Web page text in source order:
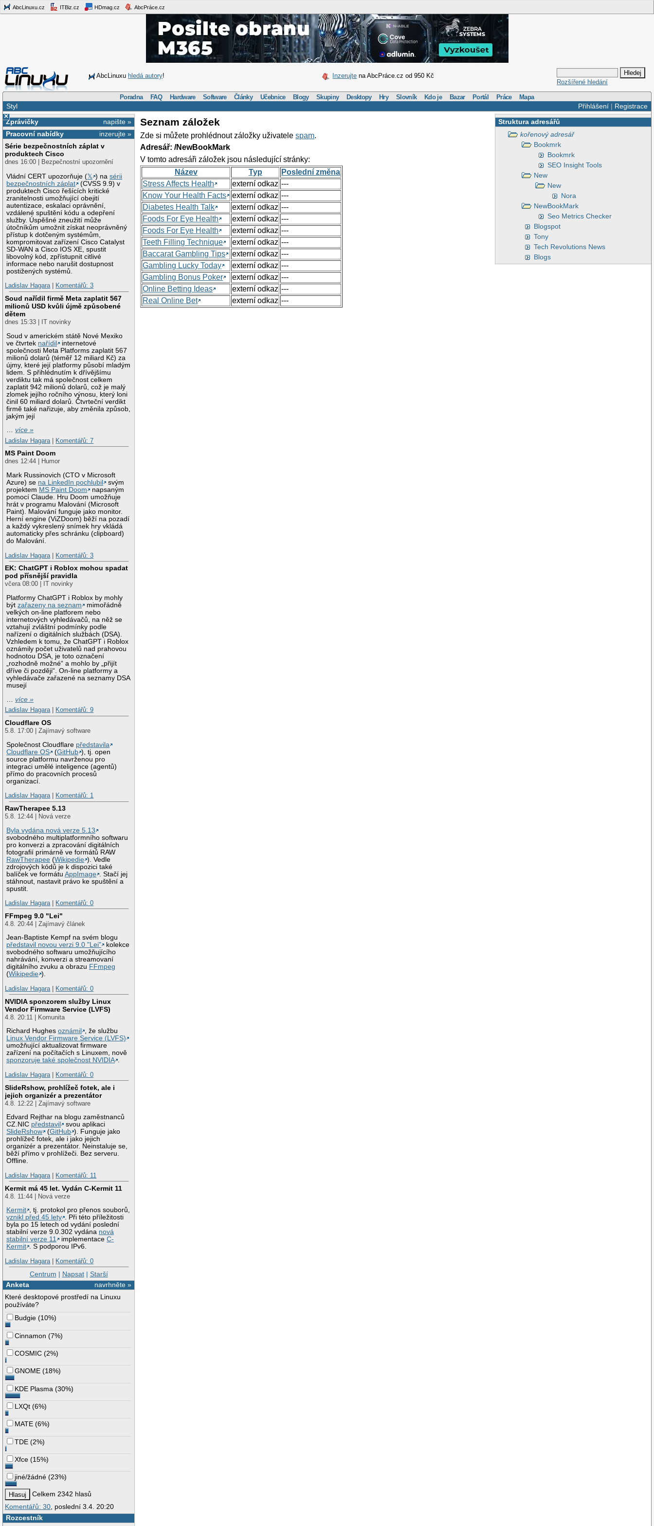
AbcLinuxu.cz ITBiz.cz HDmag.cz AbcPráce.cz
AbcLinuxu hledá autory! Inzerujte na AbcPráce.cz od 950 Kč
Rozšířené hledání
Poradna FAQ Hardware Software Články Učebnice Blogy Skupiny Desktopy Hry Slovník Kdo je Bazar Portál Práce Mapa
Přihlášení| Registrace
Styl
×
napište »
Zprávičky
inzerujte »
Pracovní nabídky
Série bezpečnostních záplat v
produktech Cisco
dnes 16:00 | Bezpečnostní upozornění
Vládní CERT upozorňuje (𝕏 ) nasérii
bezpečnostních záplat
(CVSS 9.9) v
produktech Cisco řešících kritické
zranitelnosti umožňující obejití
autentizace, eskalaci oprávnění,
vzdálené spuštění kódu a odepření
služby. Úspěšné zneužití může
útočníkům umožnit získat neoprávněný
přístup k dotčeným systémům,
kompromitovat zařízení Cisco Catalyst
SD-WAN a Cisco IOS XE, spustit
libovolný kód, zpřístupnit citlivé
informace nebo narušit dostupnost
postižených systémů.
Ladislav Hagara| Komentářů: 3
Soud nařídil firmě Meta zaplatit 567
milionů USD kvůli újmě způsobené
dětem
dnes 15:33 | IT novinky
Soud v americkém státě Nové Mexiko
ve čtvrtek nařídil
internetové
společnosti Meta Platforms zaplatit 567
milionů dolarů (téměř 12 miliard Kč) za
újmy, které její platformy působí mladým
lidem. S přihlédnutím k dřívějšímu
verdiktu tak má společnost celkem
zaplatit 942 milionů dolarů, což je malý
zlomek jejího ročního výnosu, který loni
činil 60 miliard dolarů. Čtvrteční verdikt
firmě také nařizuje, aby změnila způsob,
jakým její
…více »
Ladislav Hagara
Komentářů: 7
MS Paint Doom
dnes 12:44 | Humor
Mark Russinovich (CTO v Microsoft
Azure) se na LinkedIn pochlubil
svým
projektem MS Paint Doom
napsaným
pomocí Claude. Hru Doom umožňuje
hrát v programu Malování (Microsoft
Paint). Malování funguje jako monitor.
Herní engine (ViZDoom) běží na pozadí
a každý vykreslený snímek hry vkládá
automaticky přes schránku (clipboard)
do Malování.
Ladislav Hagara
Komentářů: 3
EK: ChatGPT i Roblox mohou spadat
pod přísnější pravidla
včera 08:00 | IT novinky
Platformy ChatGPT i Roblox by mohly
býtzařazeny na seznam
mimořádně
velkých on-line platforem nebo
internetových vyhledávačů, na něž se
vztahují zvláštní podmínky podle
nařízení o digitálních službách (DSA).
Vzhledem k tomu, že ChatGPT i Roblox
oznámily počet uživatelů nad prahovou
hodnotou DSA, je toto označení
„rozhodně možné“ a mohlo by „přijít
dříve či později“. On-line platformy a
vyhledávače zařazené na seznamy DSA
musejí
…více »
Ladislav Hagara| Komentářů: 9
Cloudflare OS
5.8. 17:00 | Zajímavý software
Společnost Cloudflare představila
Cloudflare OS
(GitHub ), tj. open
source platformu navrženou pro
integraci umělé inteligence (agentů)
přímo do pracovních procesů
organizací.
Ladislav Hagara| Komentářů: 1
RawTherapee 5.13
5.8. 12:44 | Nová verze
Byla vydána nová verze 5.13
svobodného multiplatformního softwaru
pro konverzi a zpracování digitálních
fotografií primárně ve formátů RAW
RawTherapee (Wikipedie ). Vedle
zdrojových kódů je k dispozici také
balíček ve formátuAppImage
. Stačí jej
stáhnout, nastavit právo ke spuštění a
spustit.
Ladislav Hagara| Komentářů: 0
FFmpeg 9.0 "Lei"
4.8. 20:44 | Zajímavý článek
Jean-Baptiste Kempf na svém blogu
představil novou verzi 9.0 "Lei"
kolekce
svobodného softwaru umožňujícího
nahrávání, konverzi a streamovaní
digitálního zvuku a obrazu FFmpeg
(Wikipedie ).
Ladislav Hagara| Komentářů: 0
NVIDIA sponzorem služby Linux
Vendor Firmware Service (LVFS)
4.8. 20:11 | Komunita
Richard Hughesoznámil
, že službu
Linux Vendor Firmware Service (LVFS)
umožňující aktualizovat firmware
zařízení na počítačích s Linuxem, nově
sponzoruje také společnost NVIDIA .
Ladislav Hagara| Komentářů: 0
SlideRshow, prohlížeč fotek, ale i
jejich organizér a prezentátor
4.8. 12:22 | Zajímavý software
Edvard Rejthar na blogu zaměstnanců
CZ.NIC představil
svou aplikaci
SlideRshow
(GitHub ). Funguje jako
prohlížeč fotek, ale i jako jejich
organizér a prezentátor. Neinstaluje se,
běží přímo v prohlížeči. Bez serveru.
Offline.
Ladislav Hagara| Komentářů: 11
Kermit má 45 let. Vydán C-Kermit 11
4.8. 11:44 | Nová verze
Kermit , tj. protokol pro přenos souborů,
vznikl před 45 lety . Při této příležitosti
byla po 15 letech od vydání poslední
stabilní verze 9.0.302 vydána nová
stabilní verze 11
implementaceC-
Kermit . S podporou IPv6.
Ladislav Hagara| Komentářů: 0
Centrum | Napsat| Starší
navrhněte »
Anketa
Které desktopové prostředí na Linuxu
používáte?
Budgie (10%)
Cinnamon (7%)
COSMIC (2%)
GNOME (18%)
KDE Plasma (30%)
LXQt (6%)
MATE (6%)
TDE (2%)
Xfce (15%)
jiné/žádné (23%)
Celkem 2342 hlasů
Komentářů: 30 , poslední 3.4. 20:20
Rozcestník
Struktura adresářů
kořenový adresář
Bookmrk
Bookmrk
SEO Insight Tools
New
New
Nora
NewBookMark
Seo Metrics Checker
Blogspot
Tony
Tech Revolutions News
Blogs
Seznam záložek
Zde si můžete prohlédnout záložky uživatelespam.
Adresář: /NewBookMark
V tomto adresáři záložek jsou následující stránky:
Název
Typ
Poslední změna
Stress Affects Health
externí odkaz ---
Know Your Health Facts
externí odkaz ---
Diabetes Health Talk
externí odkaz ---
Foods For Eye Health
externí odkaz ---
Foods For Eye Health
externí odkaz ---
Teeth Filling Technique
externí odkaz ---
Baccarat Gambling Tips
externí odkaz ---
Gambling Lucky Today
externí odkaz ---
Gambling Bonus Poker
externí odkaz ---
Online Betting Ideas
externí odkaz ---
Real Online Bet
externí odkaz ---